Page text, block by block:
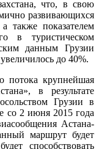
что, в свою
развивающихся
также показателем
в туристическом
данным Грузии
до 40%.
потока крупнейшая
в результате
Грузии в
со 2 июня 2015 года
Астана-
маршрут будет
способствовать